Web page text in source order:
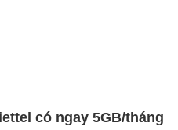
có ngay 5GB/tháng